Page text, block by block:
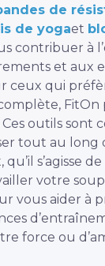
de
de yogaet
contribuer à
et aux
ceux qui
FitOn
Ces outils sont
tout au long
s’agisse
votre
vous aider à
force ou